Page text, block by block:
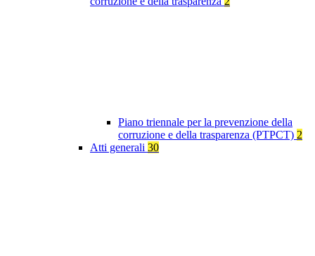
Piano triennale per la prevenzione della
corruzione e della trasparenza (PTPCT) 2
Atti generali 30